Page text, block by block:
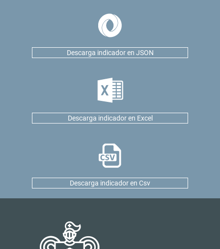
Descarga indicador en JSON
Descarga indicador en Excel
Descarga indicador en Csv